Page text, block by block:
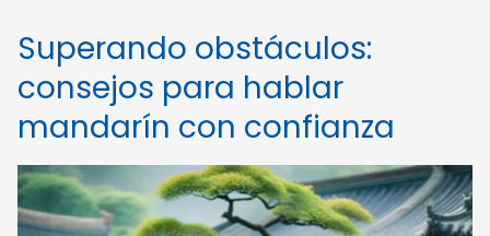
Superando obstáculos:
consejos para hablar
mandarín con confianza